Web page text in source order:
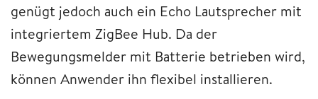
genügt jedoch auch ein Echo Lautsprecher mit
integriertem ZigBee Hub. Da der
Bewegungsmelder mit Batterie betrieben wird,
können Anwender ihn flexibel installieren.